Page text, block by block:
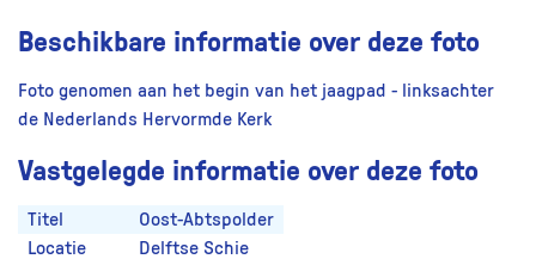
Beschikbare informatie over deze foto
Foto genomen aan het begin van het jaagpad - linksachter
de Nederlands Hervormde Kerk
Vastgelegde informatie over deze foto
Titel
Oost-Abtspolder
Locatie
Delftse Schie